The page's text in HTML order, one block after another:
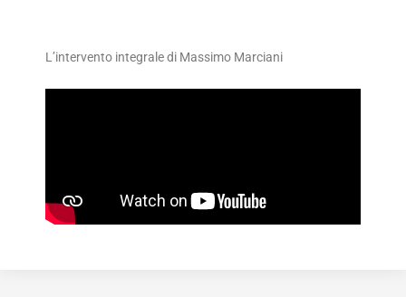
L’intervento integrale di Massimo Marciani